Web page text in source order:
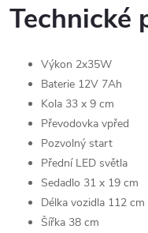
Technické
Výkon 2x35W
Baterie 12V 7Ah
Kola 33 x 9 cm
Převodovka vpřed
Pozvolný start
Přední LED světla
Sedadlo 31 x 19 cm
Délka vozidla 112 cm
Šířka 38 cm